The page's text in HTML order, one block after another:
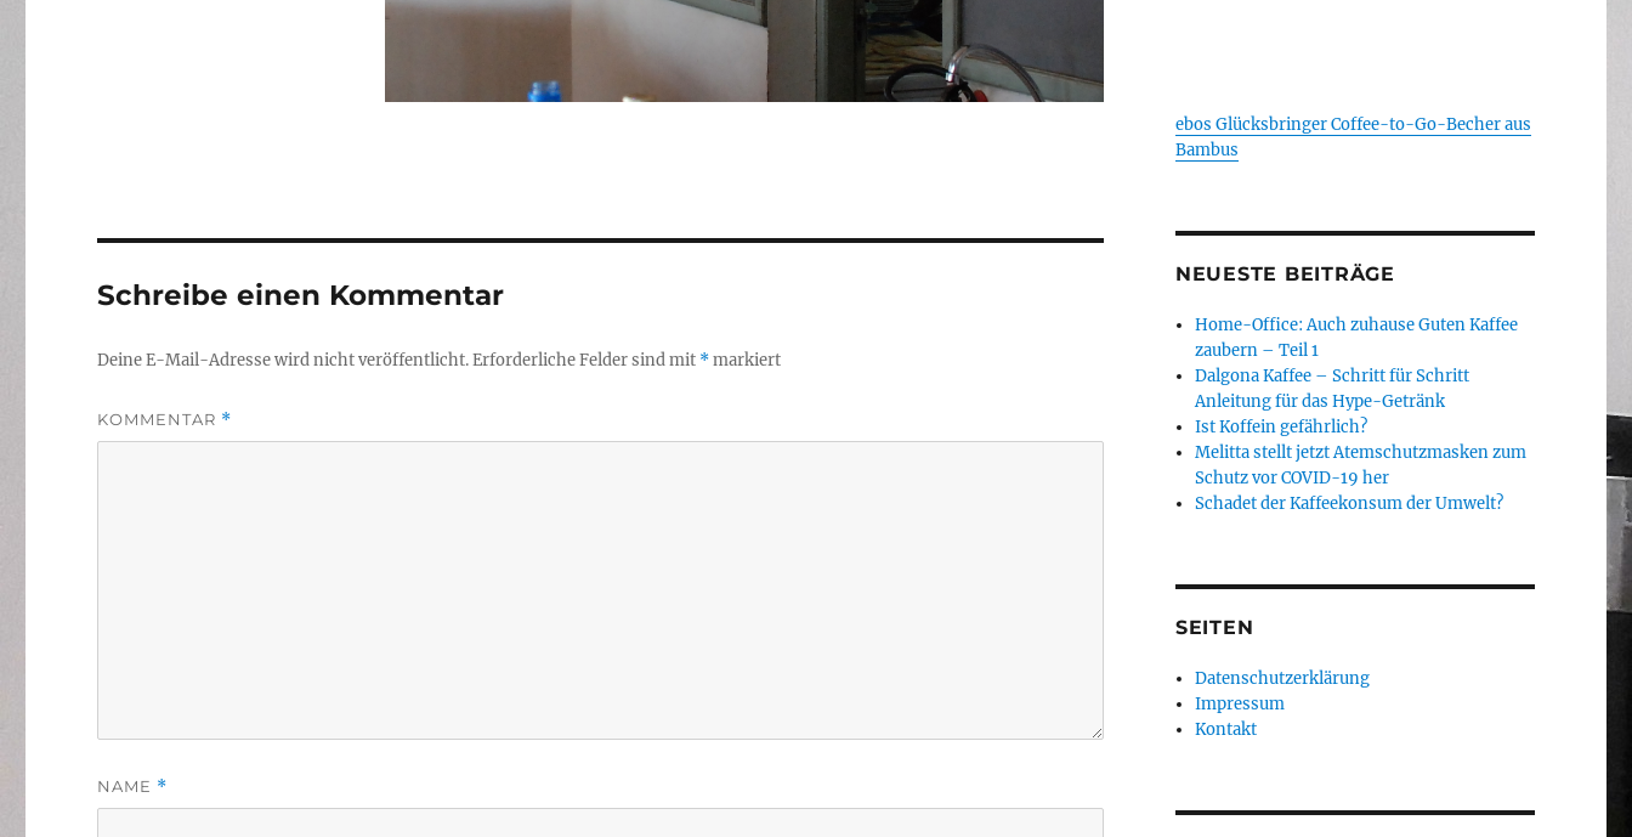
Schreibe einen Kommentar
Deine E-Mail-Adresse wird nicht veröffentlicht.Erforderliche Felder sind mit *markiert
KOMMENTAR *
NAME *
ebos Glücksbringer Coffee-to-Go-Becher aus
Bambus
NEUESTE BEITRÄGE
Home-Office: Auch zuhause Guten Kaffee
zaubern – Teil 1
Dalgona Kaffee – Schritt für Schritt
Anleitung für das Hype-Getränk
Ist Koffein gefährlich?
Melitta stellt jetzt Atemschutzmasken zum
Schutz vor COVID-19 her
Schadet der Kaffeekonsum der Umwelt?
SEITEN
Datenschutzerklärung
Impressum
Kontakt